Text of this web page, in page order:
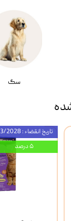
سگ
تاریخ انقضاء : 03/2028
۵ درصد